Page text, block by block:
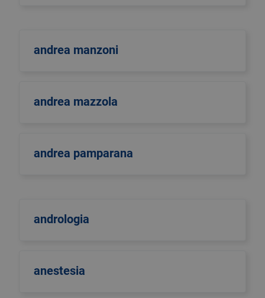
andrea manzoni
andrea mazzola
andrea pamparana
andrologia
anestesia